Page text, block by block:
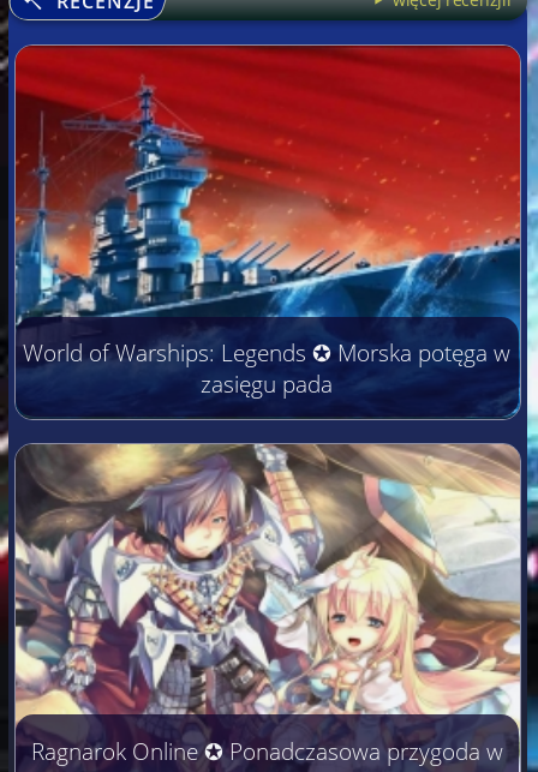
World of Warships: Legends ✪ Morska potęga w
zasięgu pada
Ragnarok Online ✪ Ponadczasowa przygoda w